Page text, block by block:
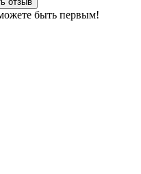
быть первым!